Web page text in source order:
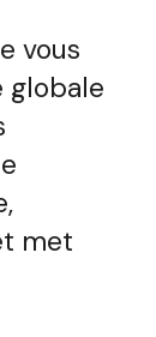
vous
globale
met